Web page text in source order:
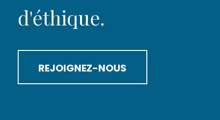
d'éthique.
REJOIGNEZ-NOUS